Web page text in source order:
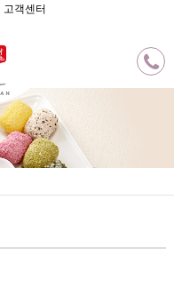
가기
고객센터